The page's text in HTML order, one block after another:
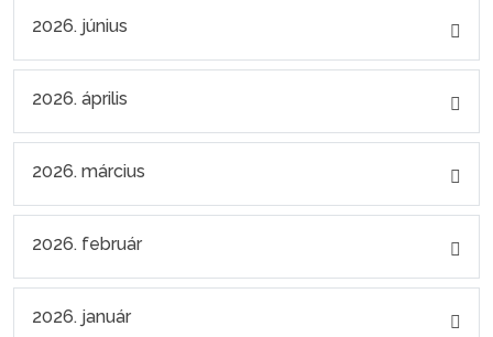
2026. június
2026. április
2026. március
2026. február
2026. január